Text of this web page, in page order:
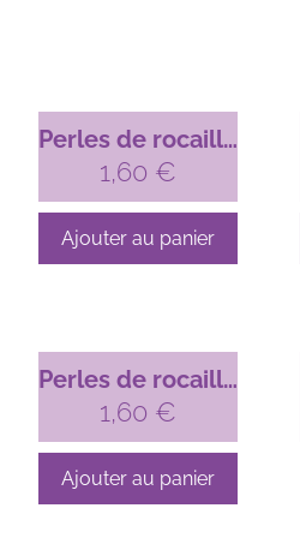
Perles de rocaille
n°20 – Bleu irisé
1,60 €
Ajouter au panier
Perles de rocaille
n°13 – Vert pâle
irisé
1,60 €
Ajouter au panier